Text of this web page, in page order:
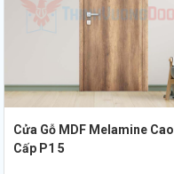
Cửa Gỗ MDF Melamine Cao
Cấp P1 5